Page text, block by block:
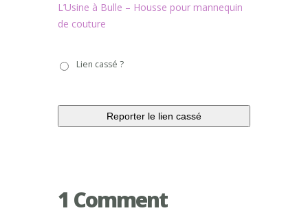
L’Usine à Bulle – Housse pour mannequin
de couture
casséLien cassé ?
1 Comment